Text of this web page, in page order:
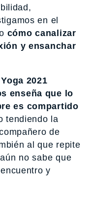
en el
cómo canalizar
y ensanchar
2021
enseña que lo
es compartido
tendiendo la
de
al que repite
no sabe que
y